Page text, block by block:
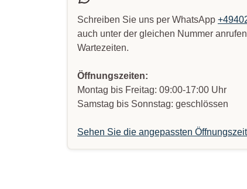
Schreiben Sie uns per WhatsApp
auch unter der gleichen Nummer
Wartezeiten.
Öffnungszeiten:
Montag bis Freitag: 09:00-17:00 Uhr
Samstag bis Sonnstag: geschlössen
Sehen Sie die angepassten